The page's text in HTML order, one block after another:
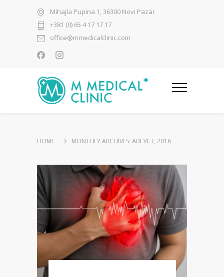
Mihajla Pupina 1, 36300 Novi Pazar
+381 (0) 65 4 17 17 17
office@mmedicalclinic.com
HOME MONTHLY ARCHIVES: АВГУСТ, 2016